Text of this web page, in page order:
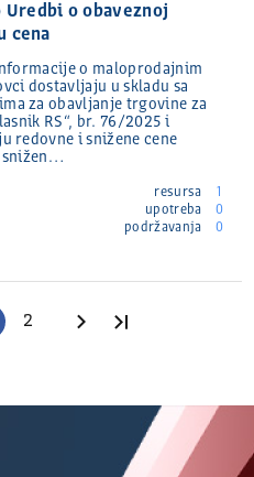
o obaveznoj
cena
o maloprodajnim
dostavljaju u skladu sa
za obavljanje trgovine za
RS“, br. 76/2025 i
redovne i snižene cene
snižen…
resursa
1
upotreba
0
podržavanja
0
stranica
2 Sledeća stranica